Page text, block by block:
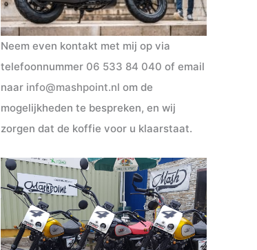
Neem even kontakt met mij op via
telefoonnummer 06 533 84 040 of email
naar info@mashpoint.nl om de
mogelijkheden te bespreken, en wij
zorgen dat de koffie voor u klaarstaat.